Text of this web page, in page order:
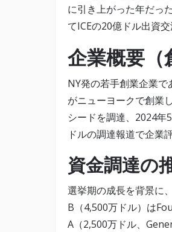
に引き上がった年だっ
てICEの20億ドル出資
企業概要（
NY発の若手創業企業
がニューヨークで創業
シードを調達、2024
ドルの調達報道で企業
資金調達の
選挙期の成長を背景に
B（4,500万ドル）は
A（2,500万ドル、